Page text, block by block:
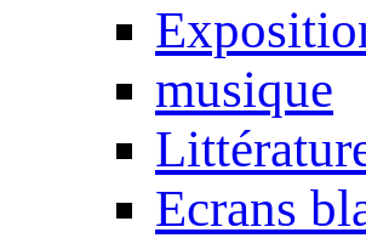
musique
Ecrans